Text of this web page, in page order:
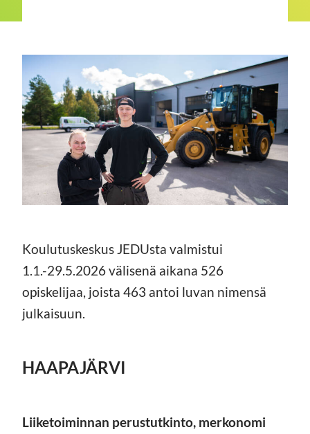
Koulutuskeskus JEDUsta valmistui
1.1.-29.5.2026 välisenä aikana 526
opiskelijaa, joista 463 antoi luvan nimensä
julkaisuun.
HAAPAJÄRVI
Liiketoiminnan perustutkinto, merkonomi